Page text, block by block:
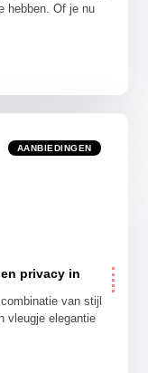
hebben. Of je nu
AANBIEDINGEN
privacy in
van stijl
vleugje elegantie